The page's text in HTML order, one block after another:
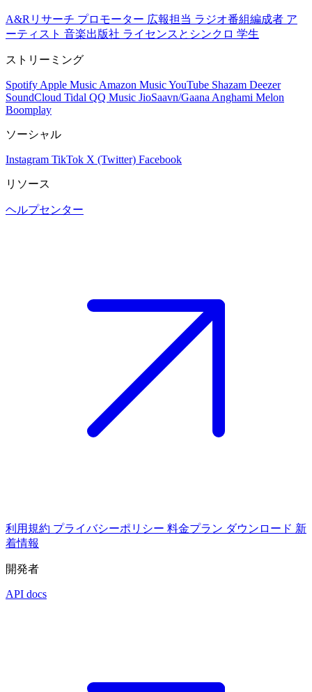
A&Rリサーチ プロモーター 広報担当 ラジオ番組編成者 ア
ーティスト 音楽出版社 ライセンスとシンクロ 学生
ストリーミング
Spotify Apple Music Amazon MusicYouTube Shazam Deezer
SoundCloud Tidal QQ Music JioSaavn/Gaana Anghami Melon
Boomplay
ソーシャル
Instagram TikTok X (Twitter) Facebook
リソース
ヘルプセンター
利用規約 プライバシーポリシー 料金プラン ダウンロード 新
着情報
開発者
API docs